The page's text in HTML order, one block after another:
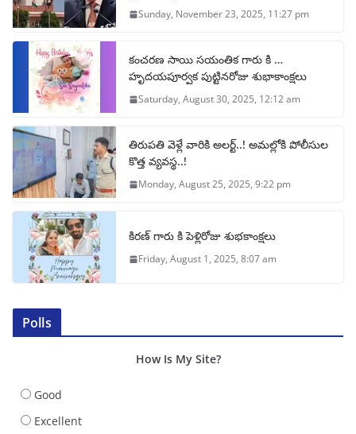
Sunday, November 23, 2025, 11:27 pm
కంచరణ సాయి సయంతిక గారు కి …
హృదయపూర్వక పుట్టినరోజు శుభాకాంక్షలు
Saturday, August 30, 2025, 12:12 am
తిరుపతి వెళ్లే వారికి అలర్ట్..! అమల్లోకి పోలీసుల
కొత్త వ్యవస్థ..!
Monday, August 25, 2025, 9:22 pm
కిరణ్ గారు కి పెళ్లిరోజు శుభకాంక్షలు
Friday, August 1, 2025, 8:07 am
Polls
How Is My Site?
Good
Excellent